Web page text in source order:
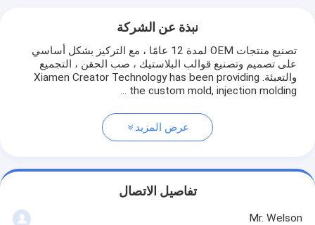
نبذة عن الشركة
تصنيع منتجات OEM لمدة 12 عامًا ، مع التركيز بشكل أساسي
على تصميم وتصنيع قوالب البلاستيك ، صب الحقن ، التجميع
والتعبئة. Xiamen Creator Technology has been providing
the custom mold, injection molding ...
عرض المزيد
تفاصيل الاتصال
Mr. Welson